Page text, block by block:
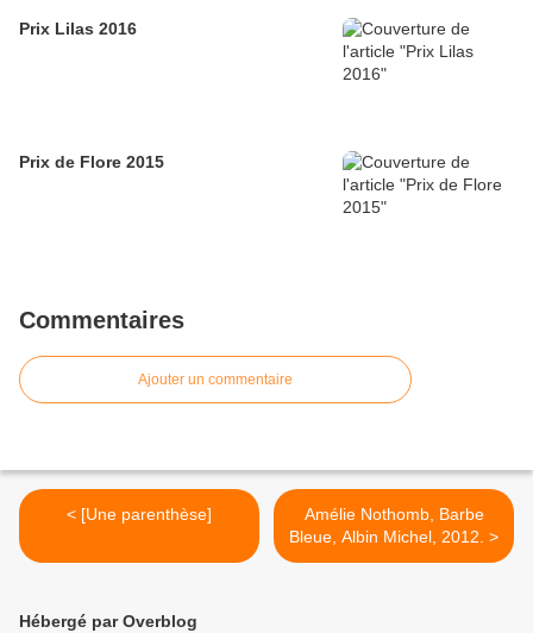
Prix Lilas 2016
Prix de Flore 2015
Commentaires
Ajouter un commentaire
< [Une parenthèse]
Amélie Nothomb, Barbe
Bleue, Albin Michel, 2012. >
Hébergé par Overblog